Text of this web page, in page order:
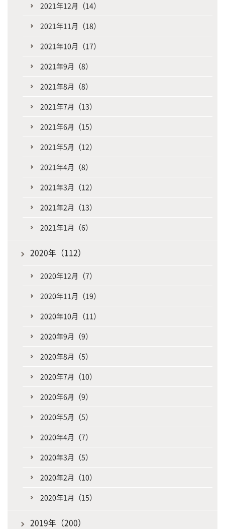
2021年12月（14）
2021年11月（18）
2021年10月（17）
2021年9月（8）
2021年8月（8）
2021年7月（13）
2021年6月（15）
2021年5月（12）
2021年4月（8）
2021年3月（12）
2021年2月（13）
2021年1月（6）
2020年（112）
2020年12月（7）
2020年11月（19）
2020年10月（11）
2020年9月（9）
2020年8月（5）
2020年7月（10）
2020年6月（9）
2020年5月（5）
2020年4月（7）
2020年3月（5）
2020年2月（10）
2020年1月（15）
2019年（200）